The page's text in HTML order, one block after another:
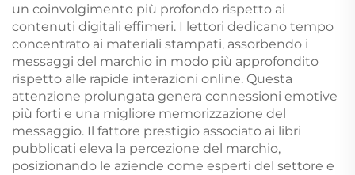
un coinvolgimento più profondo rispetto ai
contenuti digitali effimeri. I lettori dedicano tempo
concentrato ai materiali stampati, assorbendo i
messaggi del marchio in modo più approfondito
rispetto alle rapide interazioni online. Questa
attenzione prolungata genera connessioni emotive
più forti e una migliore memorizzazione del
messaggio. Il fattore prestigio associato ai libri
pubblicati eleva la percezione del marchio,
posizionando le aziende come esperti del settore e